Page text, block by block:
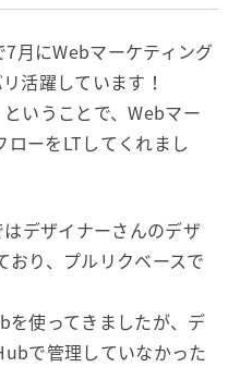
月にWebマーケティング
活躍しています！
いうことで、Webマー
ーをLTしてくれまし
デザイナーさんのデザ
り、プルリクベースで
使ってきましたが、デ
で管理していなかった